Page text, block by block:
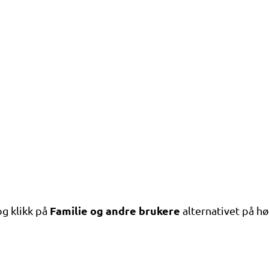
klikk på Familie og andre brukere alternativet på